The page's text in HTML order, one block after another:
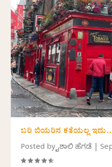
ಬರಿ ಬಿಯರಿನ ಕತೆಯಲ್ಲ
Posted byವೈಶಾಲಿ ಹೆಗಡೆ |